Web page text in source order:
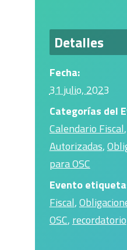
Detalles
Fecha:
31 julio, 2023
Categorías del
Calendario Fiscal,
Autorizadas,
para OSC
Evento
Fiscal,
OSC, recordatorio